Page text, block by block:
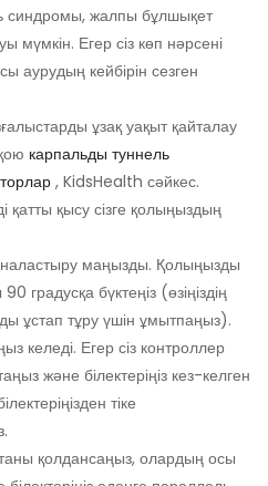
синдромы, жалпы бұлшықет
Егер сіз көп нәрсені
аурудың кейбірін сезген
ұзақ уақыт қайталау
карпальды туннель
, KidsHealth сәйкес.
қатты қысу сізге қолыңыздың
маңызды. Қолыңызды
градусқа бүктеңіз (өзіңіздің
ұстап тұру үшін ұмытпаңыз).
келеді. Егер сіз контроллер
және білектеріңіз кез-келген
тіке
қолдансаңыз, олардың осы